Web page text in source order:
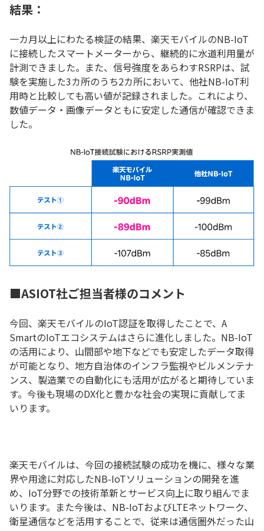
結果：
一カ月以上にわたる検証の結果、楽天モバイルのNB-IoT
に接続したスマートメーターから、継続的に水道利用量が
計測できました。また、信号強度をあらわすRSRPは、試
験を実施した3カ所のうち2カ所において、他社NB-IoT利
用時と比較しても高い値が記録されました。これにより、
数値データ・画像データともに安定した通信が確認できま
した。
■ASIOT社ご担当者様のコメント
今回、楽天モバイルのIoT認証を取得したことで、A
SmartのIoTエコシステムはさらに進化しました。NB-IoT
の活用により、山間部や地下などでも安定したデータ取得
が可能となり、地方自治体のインフラ監視やビルメンテナ
ンス、製造業での自動化にも活用が広がると期待していま
す。今後も現場のDX化と豊かな社会の実現に貢献してま
いります。
楽天モバイルは、今回の接続試験の成功を機に、様々な業
界や用途に対応したNB-IoTソリューションの開発を進
め、IoT分野での技術革新とサービス向上に取り組んでま
いります。また今後は、NB-IoTおよびLTEネットワーク、
衛星通信などを活用することで、従来は通信圏外だった山